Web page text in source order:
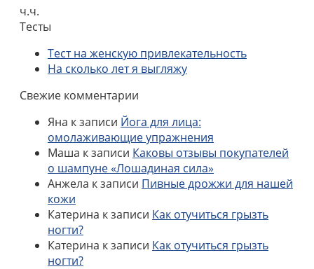
ч.ч.
Тесты
Тест на женскую привлекательность
На сколько лет я выгляжу
Свежие комментарии
Яна к записи Йога для лица:
омолаживающие упражнения
Маша к записи Каковы отзывы покупателей
о шампуне «Лошадиная сила»
Анжела к записи Пивные дрожжи для нашей
кожи
Катерина к записи Как отучиться грызть
ногти?
Катерина к записи Как отучиться грызть
ногти?